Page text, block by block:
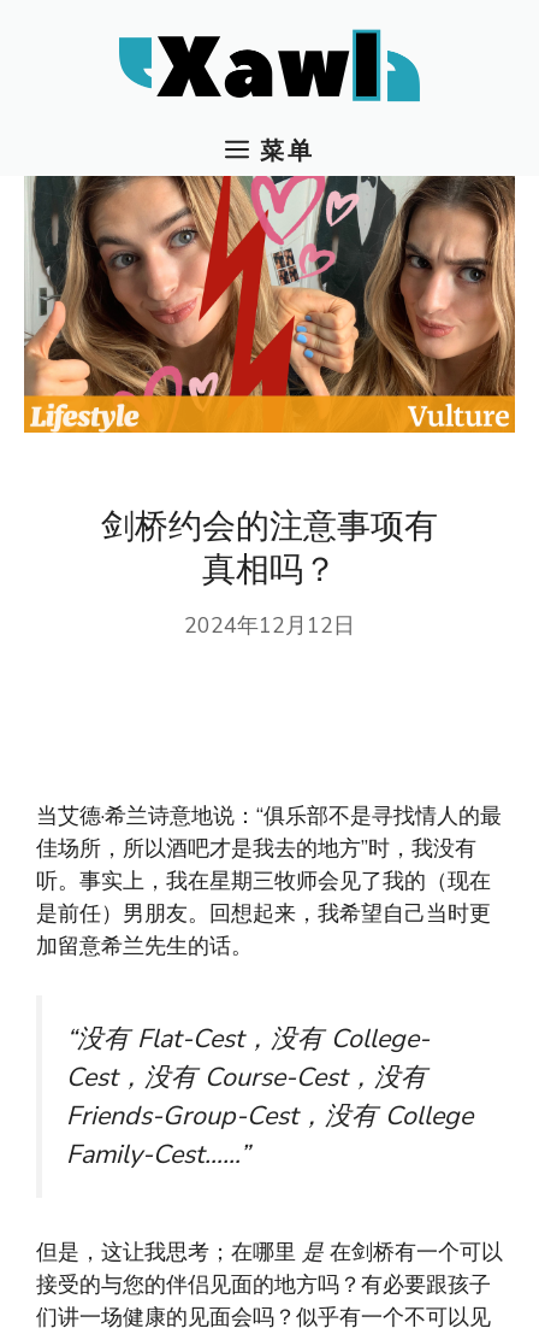
菜单
剑桥约会的注意事项有
真相吗？
2024年12月12日
当艾德·希兰诗意地说：“俱乐部不是寻找情人的最
佳场所，所以酒吧才是我去的地方”时，我没有
听。事实上，我在星期三牧师会见了我的（现在
是前任）男朋友。回想起来，我希望自己当时更
加留意希兰先生的话。
“没有 Flat-Cest，没有 College-
Cest，没有 Course-Cest，没有
Friends-Group-Cest，没有 College
Family-Cest……”
但是，这让我思考；在哪里 是 在剑桥有一个可以
接受的与您的伴侣见面的地方吗？有必要跟孩子
们讲一场健康的见面会吗？似乎有一个不可以见